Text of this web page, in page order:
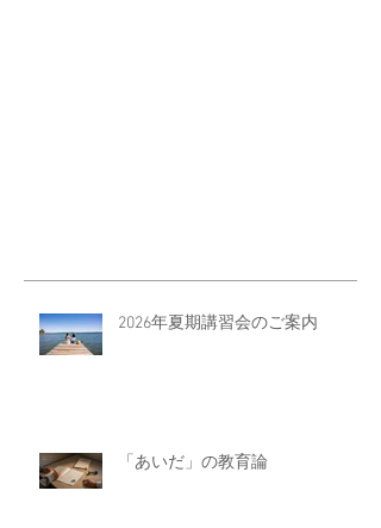
2026年夏期講習会のご案内
「あいだ」の教育論